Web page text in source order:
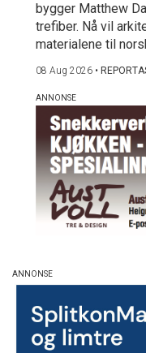
bygger Matthew
trefiber. Nå vil
materialene til
08 Aug 2026 •